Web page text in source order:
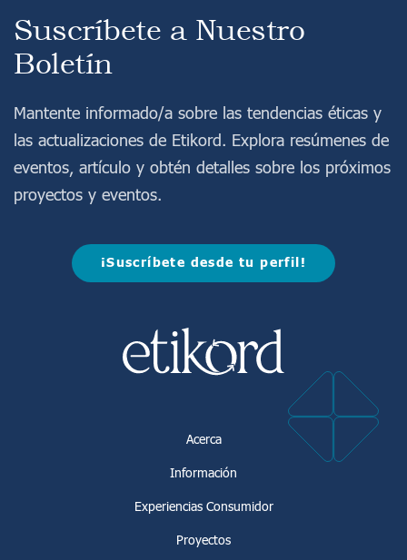
Suscríbete a Nuestro
Boletín
Mantente informado/a sobre las tendencias éticas y
las actualizaciones de Etikord. Explora resúmenes de
eventos, artículo y obtén detalles sobre los próximos
proyectos y eventos.
¡Suscríbete desde tu perfil!
Acerca
Información
Experiencias Consumidor
Proyectos